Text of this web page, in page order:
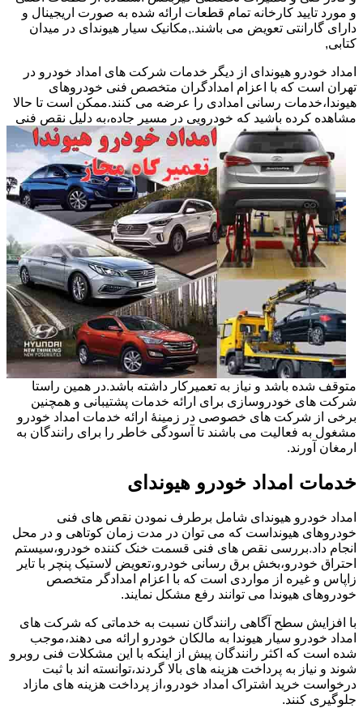
و مورد تایید کارخانه تمام قطعات ارائه شده به صورت اریجینال و
دارای گارانتی تعویض می باشند.,مکانیک سیار هیوندای در میدان
کتابی,
امداد خودرو هیوندای از دیگر خدمات شرکت های امداد خودرو در
تهران است که با اعزام امدادگران متخصص فنی خودروهای
هیوندا،خدمات رسانی امدادی را عرضه می کنند.ممکن است تا حالا
مشاهده کرده باشید که خودرویی در مسیر جاده،به دلیل نقص فنی
متوقف شده باشد و نیاز به تعمیرکار داشته باشد.در همین راستا
شرکت های خودروسازی برای ارائه خدمات پشتیبانی و همچنین
برخی از شرکت های خصوصی در زمینۀ ارائه خدمات امداد خودرو
مشغول به فعالیت می باشند تا آسودگی خاطر را برای رانندگان به
ارمغان آورند.
خدمات امداد خودرو هیوندای
امداد خودرو هیوندای شامل برطرف نمودن نقص های فنی
خودروهای هیونداست که می توان در مدت زمان کوتاهی و در محل
انجام داد.بررسی نقص های فنی قسمت خنک کننده خودرو،سیستم
احتراق خودرو،بخش برق رسانی خودرو،تعویض لاستیک پنچر با تایر
زاپاس و غیره از مواردی است که با اعزام امدادگر متخصص
خودروهای هیوندا می توانند رفع مشکل نمایند.
با افزایش سطح آگاهی رانندگان نسبت به خدماتی که شرکت های
امداد خودرو سیار هیوندا به مالکان خودرو ارائه می دهند،موجب
شده است که اکثر رانندگان پیش از اینکه با این مشکلات فنی روبرو
شوند و نیاز به پرداخت هزینه های بالا گردند،توانسته اند با ثبت
درخواست خرید اشتراک امداد خودرو،از پرداخت هزینه های مازاد
جلوگیری کنند.